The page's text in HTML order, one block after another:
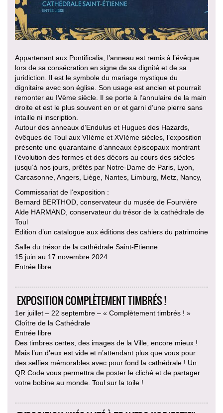
Appartenant aux Pontificalia, l’anneau est remis à l’évêque
lors de sa consécration en signe de sa dignité et de sa
juridiction. Il est le symbole du mariage mystique du
dignitaire avec son église. Son usage est ancien et pourrait
remonter au IVème siècle. Il se porte à l’annulaire de la main
droite et est le plus souvent en or et garni d’une pierre sans
intaille ni inscription.
Autour des anneaux d’Endulus et Hugues des Hazards,
évêques de Toul aux VIIème et XVIème siècles, l’exposition
présente une quarantaine d’anneaux épiscopaux montrant
l’évolution des formes et des décors au cours des siècles
jusqu’à nos jours, prêtés par Notre-Dame de Paris, Lyon,
Carcasonne, Angers, Liège, Nantes, Limburg, Metz, Nancy,
Commissariat de l’exposition :
Bernard BERTHOD, conservateur du musée de Fourvière
Alde HARMAND, conservateur du trésor de la cathédrale de
Toul
Edition d’un catalogue aux éditions des cahiers du patrimoine
Salle du trésor de la cathédrale Saint-Etienne
15 juin au 17 novembre 2024
Entrée libre
EXPOSITION COMPLÈTEMENT TIMBRÉS !
1er juillet – 22 septembre – « Complètement timbrés ! »
Cloître de la Cathédrale
Entrée libre
Des timbres certes, des images de la Ville, encore mieux !
Mais l’un d’eux est vide et n’attendant plus que vous pour
des selfies mémorables avec pour fond la cathédrale ! Un
QR Code vous permettra de poster le cliché et de partager
votre bobine au monde. Toul sur la toile !